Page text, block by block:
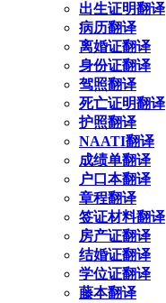
出生证明翻译
病历翻译
离婚证翻译
身份证翻译
驾照翻译
死亡证明翻译
护照翻译
NAATI翻译
成绩单翻译
户口本翻译
章程翻译
签证材料翻译
房产证翻译
结婚证翻译
学位证翻译
藤本翻译